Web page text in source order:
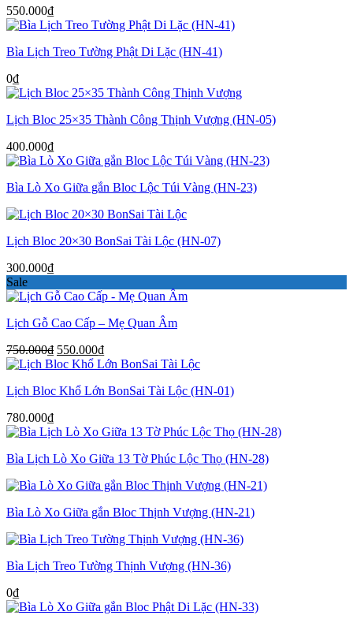
550.000₫
Bìa Lịch Treo Tường Phật Di Lặc (HN-41)
0₫
Lịch Bloc 25×35 Thành Công Thịnh Vượng (HN-05)
400.000₫
Bìa Lò Xo Giữa gắn Bloc Lộc Túi Vàng (HN-23)
Lịch Bloc 20×30 BonSai Tài Lộc (HN-07)
300.000₫
Sale
Lịch Gỗ Cao Cấp – Mẹ Quan Âm
750.000₫ Giá
gốc
750.000₫.
550.000₫Giá
hiện
là:
Lịch Bloc Khổ Lớn BonSai Tài Lộc (HN-01)
780.000₫
Bìa Lịch Lò Xo Giữa 13 Tờ Phúc Lộc Thọ (HN-28)
Bìa Lò Xo Giữa gắn Bloc Thịnh Vượng (HN-21)
Bìa Lịch Treo Tường Thịnh Vượng (HN-36)
0₫